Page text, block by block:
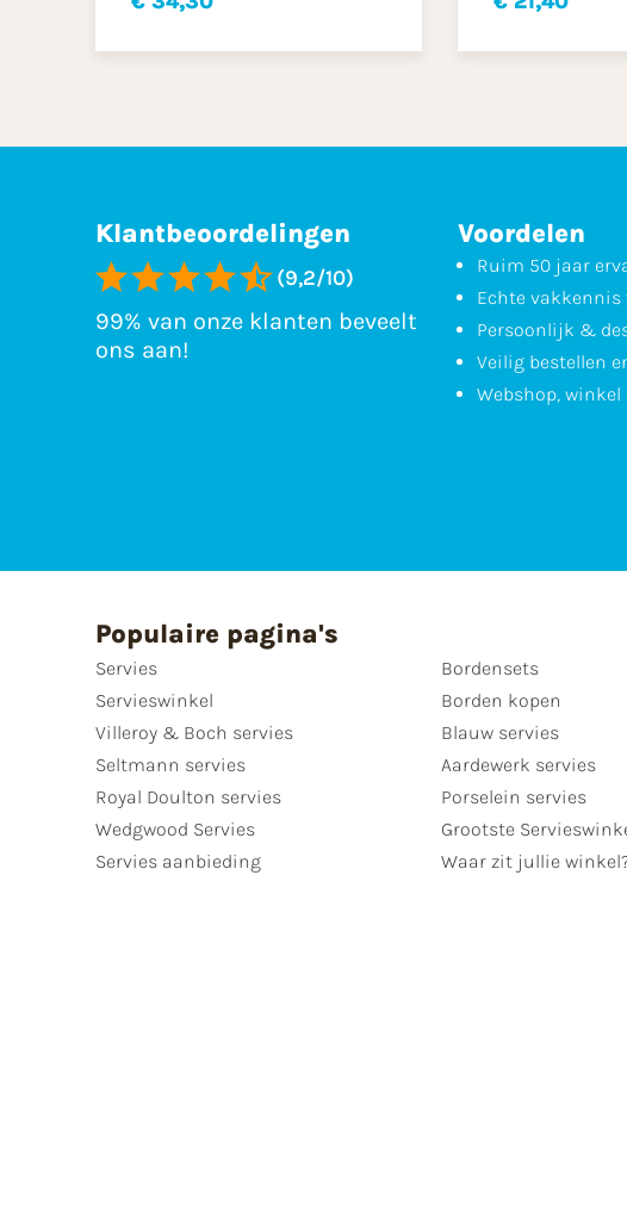
Klantbeoordelingen
(9,2/10)
99% van onze klanten beveelt
ons aan!
Voordelen
Ruim 50 jaar
Echte vakkennis
Persoonlijk &
Veilig bestellen
Webshop,
Populaire pagina's
Servies
Servieswinkel
Villeroy & Boch servies
Seltmann servies
Royal Doulton servies
Wedgwood Servies
Servies aanbieding
Bordensets
Borden kopen
Blauw servies
Aardewerk servies
Porselein servies
Grootste
Waar zit jullie